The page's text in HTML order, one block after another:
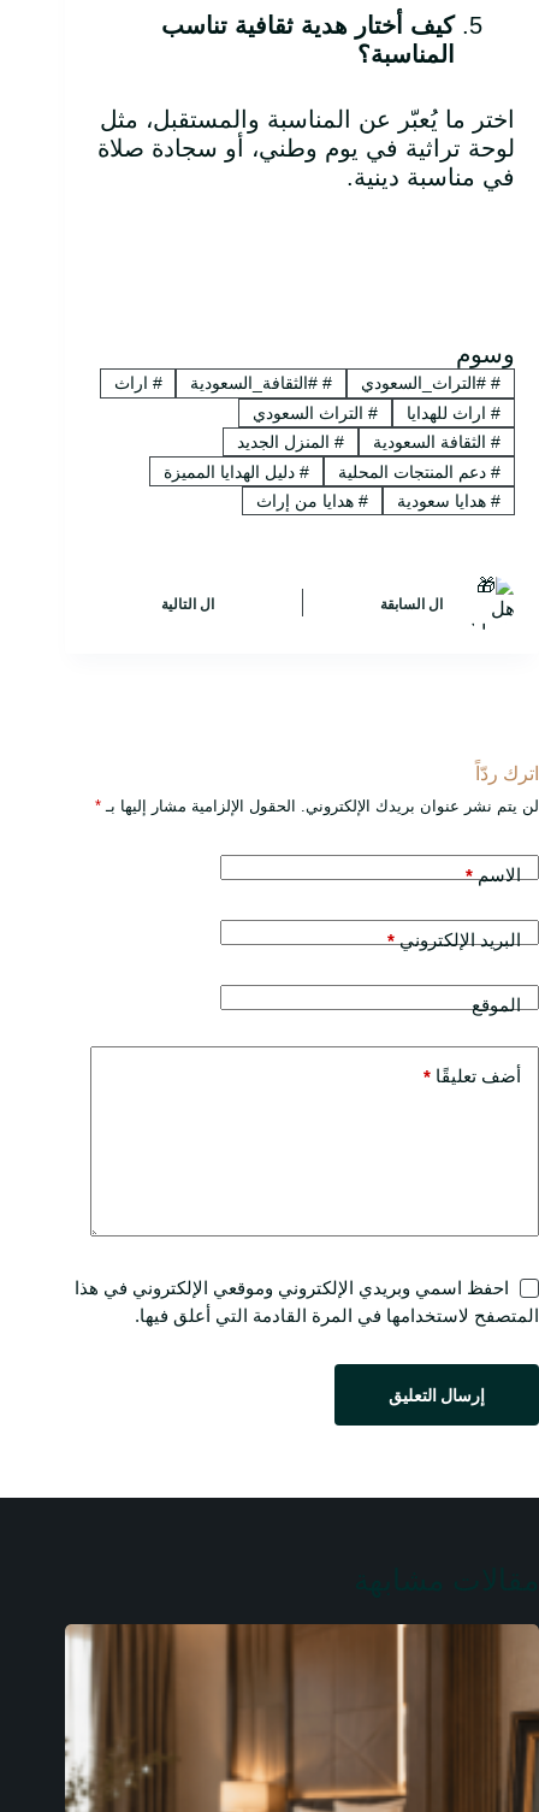
كيف أختار هدية ثقافية تناسب
المناسبة؟
اختر ما يُعبّر عن المناسبة والمستقبل، مثل
لوحة تراثية في يوم وطني، أو سجادة صلاة
في مناسبة دينية.
وسوم
##التراث_السعودي ##الثقافة_السعودية # اراث
#اراث للهدايا #التراث السعودي
#الثقافة السعودية #المنزل الجديد
#دعم المنتجات المحلية #دليل الهدايا المميزة
#هدايا سعودية #هدايا من إراث
ال السابقة ال التالية
اترك ردّاً
لن يتم نشر عنوان بريدك الإلكتروني. الحقول الإلزامية مشار إليها بـ *
الاسم*
البريد الإلكتروني*
الموقع
أضف تعليقًا *
احفظ اسمي وبريدي الإلكتروني وموقعي الإلكتروني في هذا
المتصفح لاستخدامها في المرة القادمة التي أعلق فيها.
إرسال التعليق